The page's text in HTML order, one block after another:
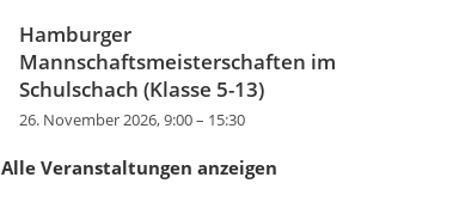
Hamburger
Mannschaftsmeisterschaften im
Schulschach (Klasse 5-13)
26. November 2026, 9:00– 15:30
Alle Veranstaltungen anzeigen